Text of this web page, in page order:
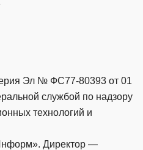
Эл № ФС77-80393 от 01
службой по надзору
технологий и
Директор —